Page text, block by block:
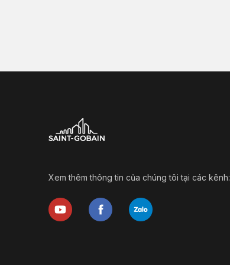
Xem thêm thông tin của chúng tôi tại các kênh: